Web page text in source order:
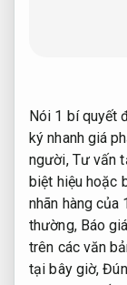
Nói 1 bí quyết
ký nhanh giá
người, Tư vấn
biệt hiệu hoặc
nhãn hàng của
thường, Báo
trên các văn
tại bây giờ,